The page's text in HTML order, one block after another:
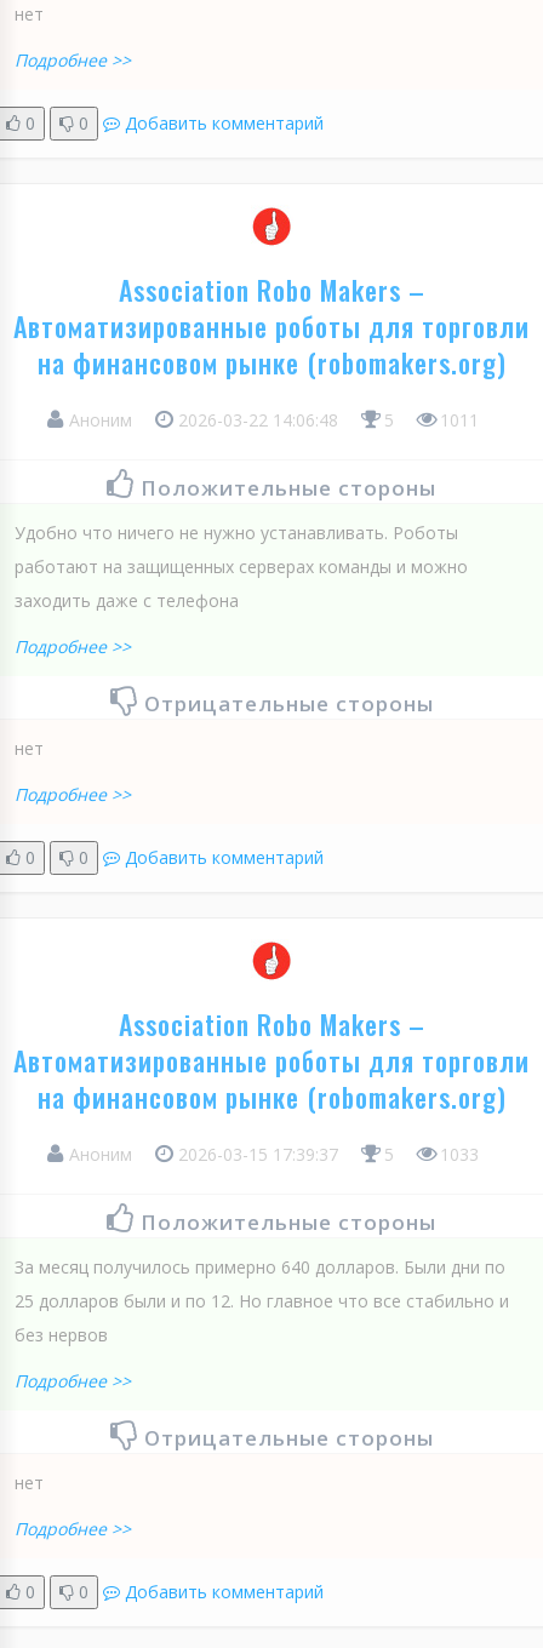
нет
Подробнее >>
0 0 Добавить комментарий
Association Robo Makers –
Автоматизированные роботы для торговли
на финансовом рынке (robomakers.org)
Аноним 2026-03-22 14:06:48 5 1011
Положительные стороны
Удобно что ничего не нужно устанавливать. Роботы
работают на защищенных серверах команды и можно
заходить даже с телефона
Подробнее >>
Отрицательные стороны
нет
Подробнее >>
0 0 Добавить комментарий
Association Robo Makers –
Автоматизированные роботы для торговли
на финансовом рынке (robomakers.org)
Аноним 2026-03-15 17:39:37 5 1033
Положительные стороны
За месяц получилось примерно 640 долларов. Были дни по
25 долларов были и по 12. Но главное что все стабильно и
без нервов
Подробнее >>
Отрицательные стороны
нет
Подробнее >>
0 0 Добавить комментарий